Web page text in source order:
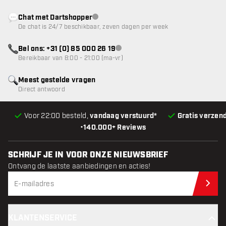
•140.000+ Reviews
Voor 22:00 besteld,vandaag verstuurd* Gratis
Meest gestelde vragen
Direct antwoord
Chat met Dartshopperklantenservice niet beschikbaar
De chat is 24/7 beschikbaar, zeven dagen per week
Bel ons: +31 (0) 85 000 26 19klantenservice niet beschikbaar
Bereikbaar van 8:00 - 21:00 (ma-vr)
SCHRIJF JE IN VOOR ONZE NIEUWSBRIEF
Ontvang de laatste aanbiedingen en acties!